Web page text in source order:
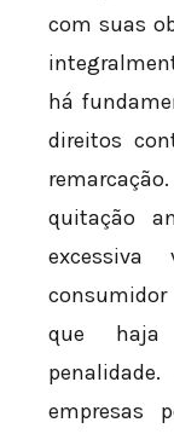
com suas
há
direitos
quitação
consumidor
que haja
empresas